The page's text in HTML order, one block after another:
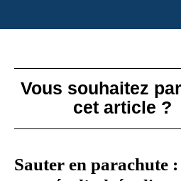
Vous souhaitez
cet article ?
Sauter en parachute